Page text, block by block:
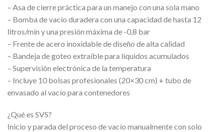
– Asa de cierre práctica para un manejo con una sola mano
– Bomba de vacío duradera con una capacidad de hasta 12
litros/min y una presión máxima de -0,8 bar
– Frente de acero inoxidable de diseño de alta calidad
– Bandeja de goteo extraíble para líquidos acumulados
– Supervisión electrónica de la temperatura
– Incluye 10 bolsas profesionales (20×30 cm) + tubo de
envasado al vacío para contenedores
¿Qué es SVS?
Inicio y parada del proceso de vacío manualmente con solo